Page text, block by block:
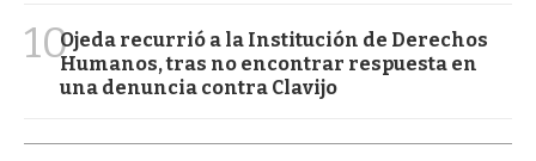
10Ojeda recurrió a la Institución de Derechos
Humanos, tras no encontrar respuesta en
una denuncia contra Clavijo